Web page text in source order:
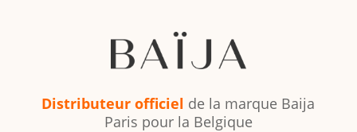
Distributeur officiel de la marque Baija
Paris pour la Belgique